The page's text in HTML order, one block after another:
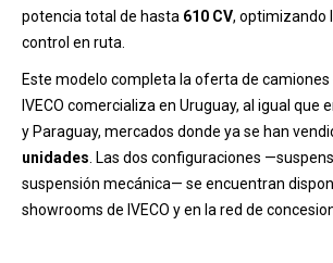
potencia total de hasta 610 CV, optimizando
control en ruta.
Este modelo completa la oferta de
IVECO comercializa en Uruguay, al igual que
y Paraguay, mercados donde ya se han
unidades . Las dos configuraciones
suspensión mecánica— se encuentran
showrooms de IVECO y en la red de